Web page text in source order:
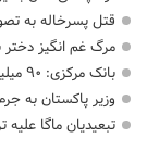
قتل پسرخاله به
مرگ غم انگیز دختر
بانک مرکزی: ۹۰ میلیون کیف پول برای ایرانی ها ساخته شد
وزیر پاکستان به
تبعیدیان ماگا